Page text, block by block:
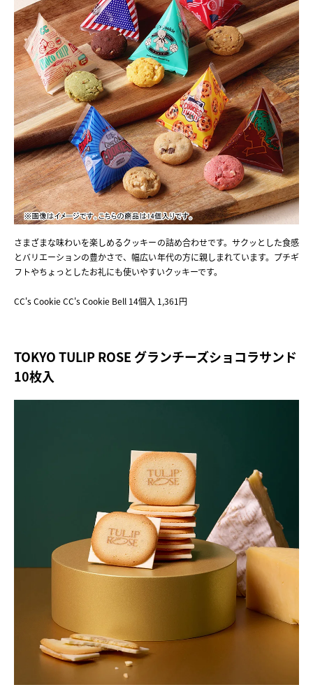
さまざまな味わいを楽しめるクッキーの詰め合わせです。サクッとした食感
とバリエーションの豊かさで、幅広い年代の方に親しまれています。プチギ
フトやちょっとしたお礼にも使いやすいクッキーです。
CC's Cookie CC's Cookie Bell 14個入 1,361円
TOKYO TULIP ROSE グランチーズショコラサンド
10枚入